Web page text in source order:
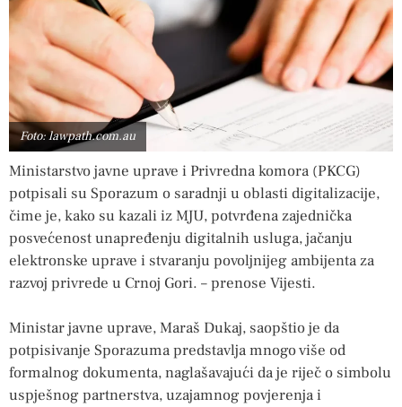
Foto: lawpath.com.au
Ministarstvo javne uprave i Privredna komora (PKCG)
potpisali su Sporazum o saradnji u oblasti digitalizacije,
čime je, kako su kazali iz MJU, potvrđena zajednička
posvećenost unapređenju digitalnih usluga, jačanju
elektronske uprave i stvaranju povoljnijeg ambijenta za
razvoj privrede u Crnoj Gori. – prenose Vijesti.
Ministar javne uprave, Maraš Dukaj, saopštio je da
potpisivanje Sporazuma predstavlja mnogo više od
formalnog dokumenta, naglašavajući da je riječ o simbolu
uspješnog partnerstva, uzajamnog povjerenja i